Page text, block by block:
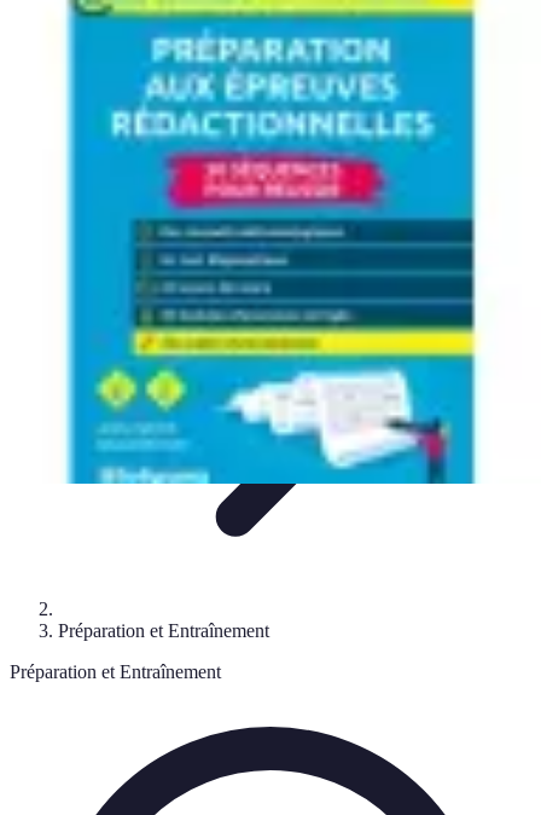
Aventure Sportive
TendancesActivités SportivesParapente
Aventure Sportive
Préparation et Entraînement
Préparation et Entraînement